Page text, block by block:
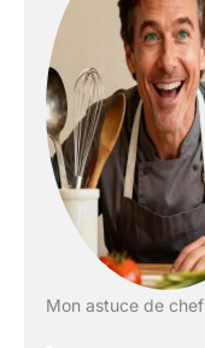
Mon astuce de chef